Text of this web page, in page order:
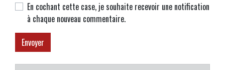
En cochant cette case, je souhaite recevoir une notification
à chaque nouveau commentaire.